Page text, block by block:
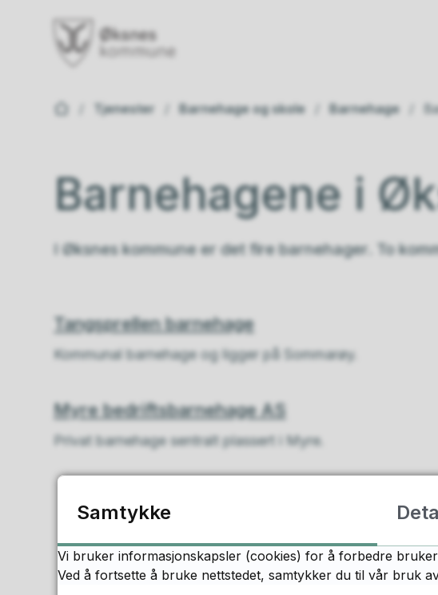
Du er her:Tjenester Barnehage og skole Barnehage
Barnehagene i
I Øksnes kommune er det fire barnehager. To
Tangsprellen barnehage
Kommunal barnehage og ligger på Sommarøy.
Myre bedriftsbarnehage AS
Privat barnehage sentralt plassert i Myre.
Samtykke
Vi bruker informasjonskapsler (cookies) for å forbedre
Ved å fortsette å bruke nettstedet, samtykker du til vår bruk